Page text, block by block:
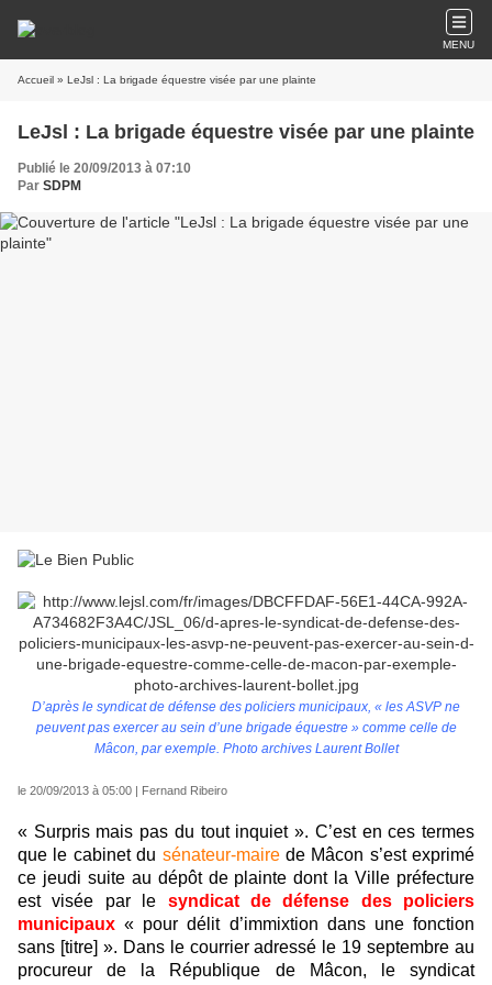
MENU
Accueil » LeJsl : La brigade équestre visée par une plainte
LeJsl : La brigade équestre visée par une plainte
Publié le 20/09/2013 à 07:10
Par SDPM
D’après le syndicat de défense des policiers municipaux, « les ASVP ne
peuvent pas exercer au sein d’une brigade équestre » comme celle de
Mâcon, par exemple. Photo archives Laurent Bollet
le 20/09/2013 à 05:00 | Fernand Ribeiro
« Surpris mais pas du tout inquiet ». C’est en ces termes
que le cabinet du sénateur-mairede Mâcon s’est exprimé
ce jeudi suite au dépôt de plainte dont la Ville préfecture
est visée par le syndicat de défense des policiers
municipaux « pour délit d’immixtion dans une fonction
sans [titre] ». Dans le courrier adressé le 19 septembre au
procureur de la République de Mâcon, le syndicat